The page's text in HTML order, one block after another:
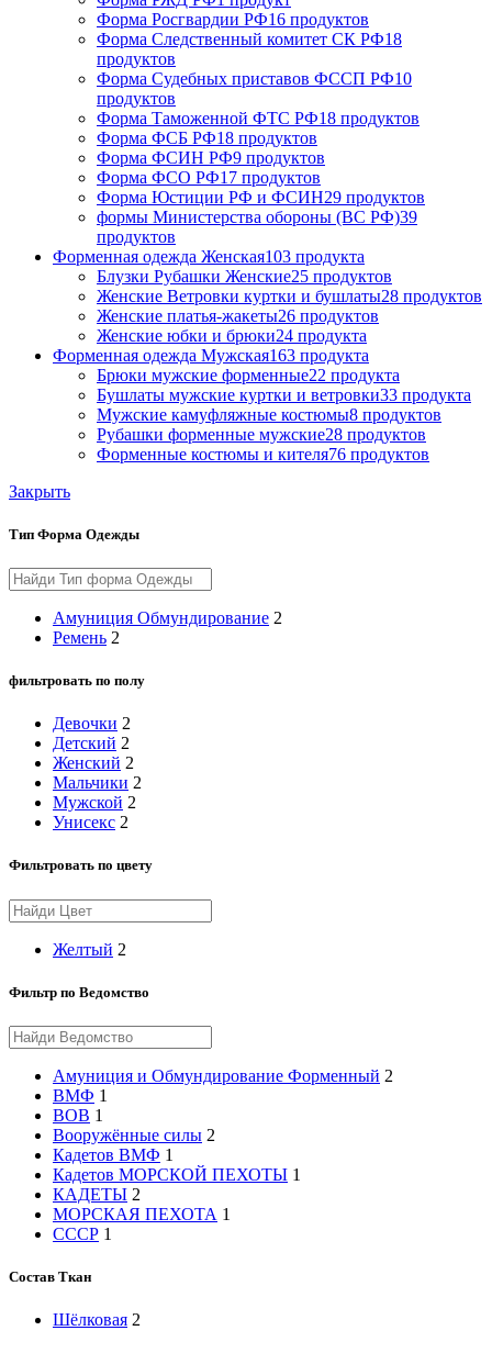
Форма Росгвардии РФ16 продуктов
Форма Следственный комитет СК РФ18
продуктов
Форма Судебных приставов ФССП РФ10
продуктов
Форма Таможенной ФТС РФ18 продуктов
Форма ФСБ РФ18 продуктов
Форма ФСИН РФ9 продуктов
Форма ФСО РФ17 продуктов
Форма Юстиции РФ и ФСИН29 продуктов
формы Министерства обороны (ВС РФ)39
продуктов
Форменная одежда Женская103 продукта
Блузки Рубашки Женские25 продуктов
Женские Ветровки куртки и бушлаты28 продуктов
Женские платья-жакеты26 продуктов
Женские юбки и брюки24 продукта
Форменная одежда Мужская163 продукта
Брюки мужские форменные22 продукта
Бушлаты мужские куртки и ветровки33 продукта
Мужские камуфляжные костюмы8 продуктов
Рубашки форменные мужские28 продуктов
Форменные костюмы и кителя76 продуктов
Закрыть
Тип Форма Одежды
Амуниция Обмундирование 2
Ремень 2
фильтровать по полу
Девочки 2
Детский 2
Женский 2
Мальчики 2
Мужской 2
Унисекс 2
Фильтровать по цвету
Желтый 2
Фильтр по Ведомство
Амуниция и Обмундирование Форменный 2
ВМФ 1
ВОВ 1
Вооружённые силы 2
Кадетов ВМФ 1
Кадетов МОРСКОЙ ПЕХОТЫ 1
КАДЕТЫ 2
МОРСКАЯ ПЕХОТА 1
СССР 1
Состав Ткан
Шёлковая 2